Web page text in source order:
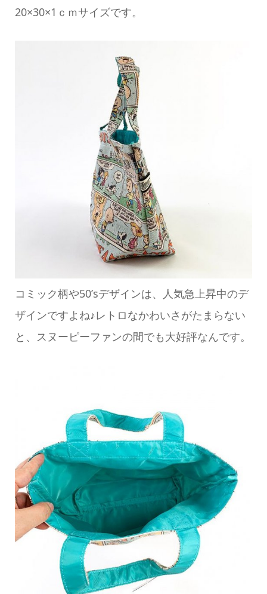
20×30×1ｃｍサイズです。
コミック柄や50’sデザインは、人気急上昇中のデ
ザインですよね♪レトロなかわいさがたまらない
と、スヌーピーファンの間でも大好評なんです。